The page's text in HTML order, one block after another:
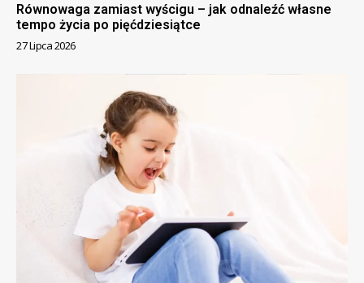
Równowaga zamiast wyścigu – jak odnaleźć własne
tempo życia po pięćdziesiątce
27 Lipca 2026